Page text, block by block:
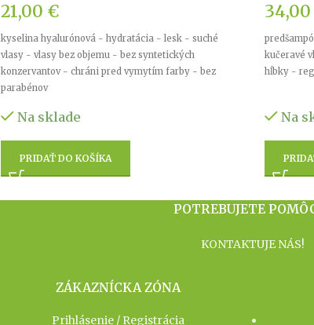
21,00 €
kyselina hyalurónová - hydratácia - lesk - suché
vlasy - vlasy bez objemu - bez syntetických
konzervantov - chráni pred vymytím farby - bez
parabénov
Na sklade
PRIDAŤ DO KOŠÍKA
34,00
kučeravé
hĺbky -
Na
POTREBUJETE
KONTAKTUJE NÁS!
ZÁKAZNÍCKA ZÓNA
Prihlásenie / Registrácia